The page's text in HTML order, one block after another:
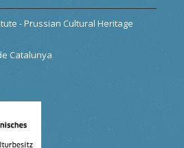
- Prussian Cultural Heritage
Catalunya